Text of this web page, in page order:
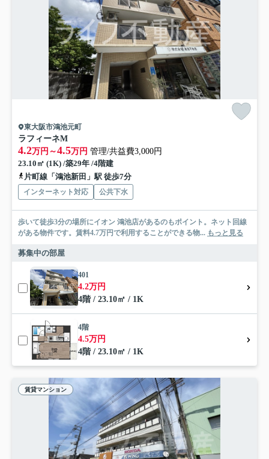
東大阪市鴻池元町
ラフィーネM
4.2万円～4.5万円 管理/共益費3,000円
23.10㎡ (1K) /築29年 /4階建
片町線「鴻池新田」駅 徒歩7分
インターネット対応 公共下水
歩いて徒歩3分の場所にイオン 鴻池店があるのもポイント。ネット回線
がある物件です。賃料4.7万円で利用することができる物... もっと見る
募集中の部屋
401
4.2万円
4階 / 23.10㎡ / 1K
4階
4.5万円
4階 / 23.10㎡ / 1K
賃貸マンション